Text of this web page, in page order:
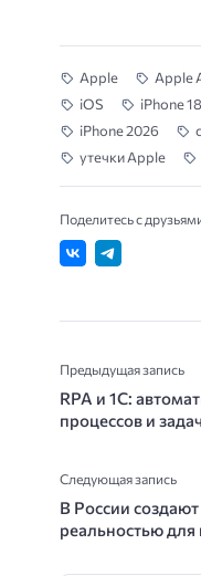
Apple Apple
iOS
iPhone
iPhone 2026
утечки Apple
Поделитесь с
Предыдущая запись
RPA и 1С:
процессов и задач
Следующая запись
В России
реальностью